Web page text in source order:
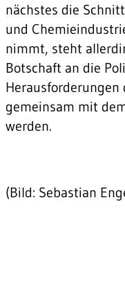
nächstes die
und
nimmt, steht
Botschaft an die
gemeinsam mit
werden.
(Bild: Sebastian